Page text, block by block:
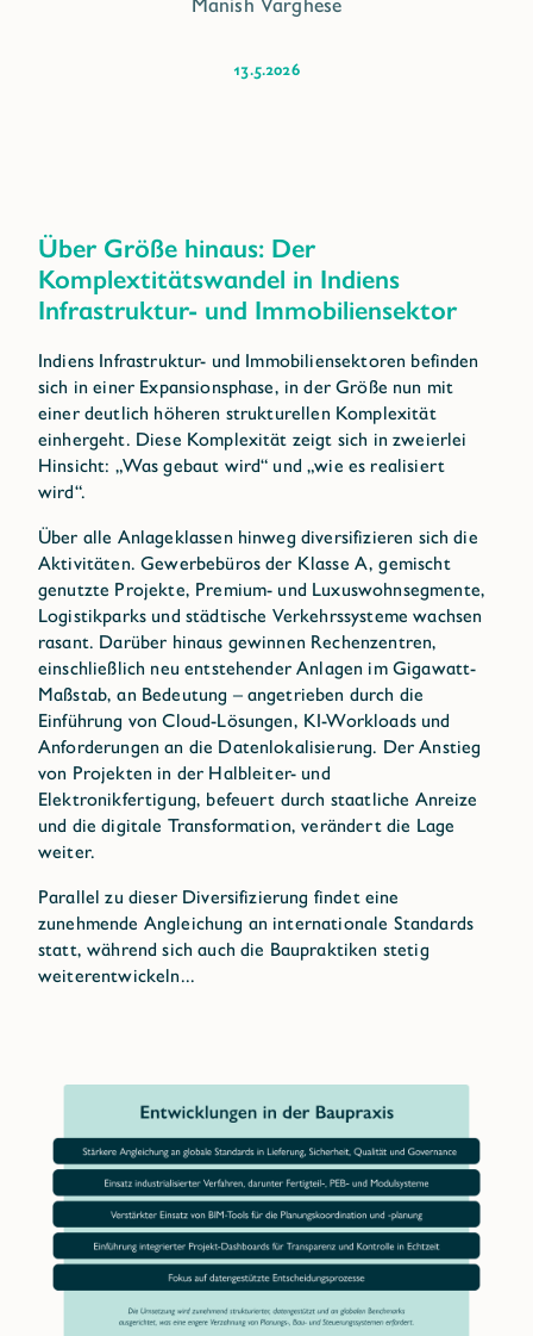
13.5.2026
Über Größe hinaus: Der
Komplextitätswandel in Indiens
Infrastruktur- und Immobiliensektor
Indiens Infrastruktur- und Immobiliensektoren befinden
sich in einer Expansionsphase, in der Größe nun mit
einer deutlich höheren strukturellen Komplexität
einhergeht. Diese Komplexität zeigt sich in zweierlei
Hinsicht: „Was gebaut wird“ und „wie es realisiert
wird“.
Über alle Anlageklassen hinweg diversifizieren sich die
Aktivitäten. Gewerbebüros der Klasse A, gemischt
genutzte Projekte, Premium- und Luxuswohnsegmente,
Logistikparks und städtische Verkehrssysteme wachsen
rasant. Darüber hinaus gewinnen Rechenzentren,
einschließlich neu entstehender Anlagen im Gigawatt-
Maßstab, an Bedeutung – angetrieben durch die
Einführung von Cloud-Lösungen, KI-Workloads und
Anforderungen an die Datenlokalisierung. Der Anstieg
von Projekten in der Halbleiter- und
Elektronikfertigung, befeuert durch staatliche Anreize
und die digitale Transformation, verändert die Lage
weiter.
Parallel zu dieser Diversifizierung findet eine
zunehmende Angleichung an internationale Standards
statt, während sich auch die Baupraktiken stetig
weiterentwickeln...